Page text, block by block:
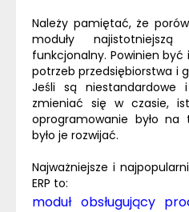
Należy pamiętać, że
moduły
funkcjonalny. Powinien
potrzeb przedsiębiorstwa i
Jeśli są niestandardowe
zmieniać się w czasie,
oprogramowanie było
było je rozwijać.
Najważniejsze i
ERP to:
moduł obsługujący